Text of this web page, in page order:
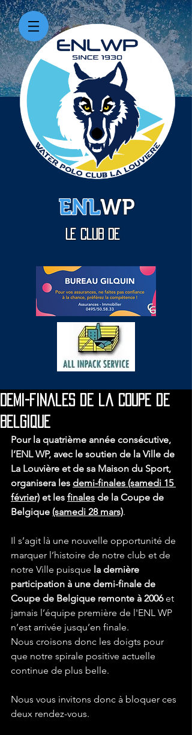
ENLWP
Le Club de
Demi-finales de la Coupe de
Belgique
Pour la quatrième année consécutive,
l’ENL WP, avec le soutien de la Ville de
La Louvière et de sa Maison du Sport,
organisera les demi-finales (samedi 15
février) et les finales de la Coupe de
Belgique (samedi 28 mars).
Il s’agit là une nouvelle opportunité de
marquer l’histoire de notre club et de
notre Ville puisque la dernière
participation à une demi-finale de
Coupe de Belgique remonte à 2006 et
jamais l’équipe première de l'ENL WP
n’est arrivée jusqu’en finale.
Nous croisons donc les doigts pour
que notre spirale positive actuelle
continue de plus belle.
Nous vous invitons donc à bloquer ces
deux rendez-vous.